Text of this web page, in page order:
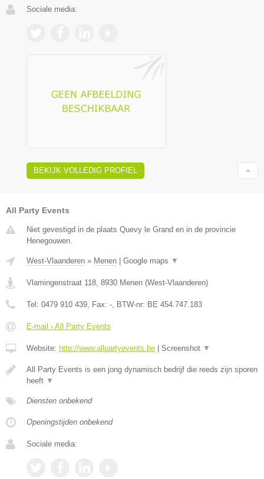
Sociale media:
BEKIJK VOLLEDIG PROFIEL
All Party Events
Niet gevestigd in de plaats Quevy le Grand en in de provincie
Henegouwen.
West-Vlaanderen » Menen Google maps ▼
Vlamingenstraat 118 8930 Menen (West-Vlaanderen)
Tel: 0479 910 439 , Fax: - , BTW-nr: BE 454.747.183
E-mail › All Party Events
Website: http://www.allpartyevents.be Screenshot ▼
All Party Events is een jong dynamisch bedrijf die reeds zijn sporen
heeft ▼
Diensten onbekend
Openingstijden onbekend
Sociale media: